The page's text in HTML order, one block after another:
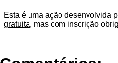
Esta é uma ação desenvolvida
gratuita, mas com inscrição